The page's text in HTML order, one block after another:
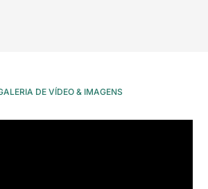
DE VÍDEO & IMAGENS